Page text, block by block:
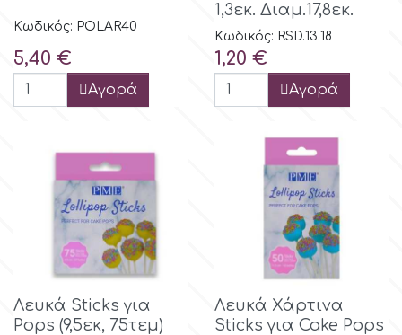
P4H
Pavoni
Κωδικός: POLAR40
Τιμή
5,40 €
Αγορά
1,3εκ. Διαμ.17,8εκ.
Κωδικός: RSD.13.18
Τιμή
1,20 €
Αγορά
Λευκά Sticks για
Pops (9,5εκ, 75τεμ)
Λευκά Χάρτινα
Sticks για Cake Pops